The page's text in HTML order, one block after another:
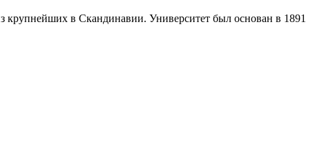
крупнейших в Скандинавии. Университет был основан в 1891